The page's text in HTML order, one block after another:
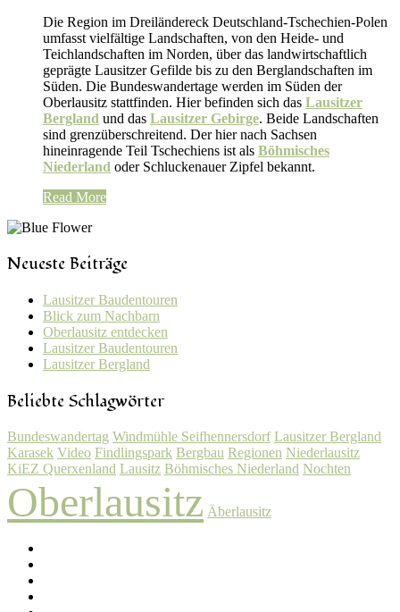
Die Region im Dreiländereck Deutschland-Tschechien-Polen
umfasst vielfältige Landschaften, von den Heide- und
Teichlandschaften im Norden, über das landwirtschaftlich
geprägte Lausitzer Gefilde bis zu den Berglandschaften im
Süden. Die Bundeswandertage werden im Süden der
Oberlausitz stattfinden. Hier befinden sich das Lausitzer
Bergland und das Lausitzer Gebirge. Beide Landschaften
sind grenzüberschreitend. Der hier nach Sachsen
hineinragende Teil Tschechiens ist als Böhmisches
Niederland oder Schluckenauer Zipfel bekannt.
Read More
Neueste Beiträge
Lausitzer Baudentouren
Blick zum Nachbarn
Oberlausitz entdecken
Lausitzer Baudentouren
Lausitzer Bergland
Beliebte Schlagwörter
Bundeswandertag Windmühle Seifhennersdorf Lausitzer Bergland
Karasek Video Findlingspark Bergbau Regionen Niederlausitz
KiEZ Querxenland Lausitz Böhmisches Niederland Nochten
Oberlausitz Äberlausitz